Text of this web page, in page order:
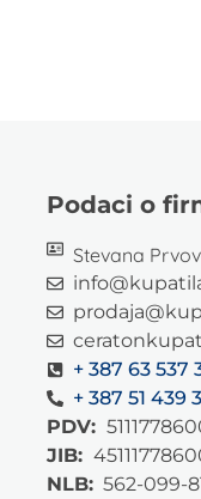
Podaci o
Stevana
+ 387 63 537
+ 387 51 439
PDV:
JIB:
NLB:562-099-